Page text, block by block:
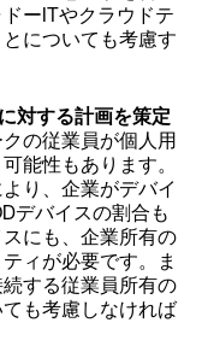
ーITやクラウドテ
についても考慮す
対する計画を策定
の従業員が個人用
能性もあります。
り、企業がデバイ
デバイスの割合も
にも、企業所有の
ィが必要です。ま
する従業員所有の
も考慮しなければ